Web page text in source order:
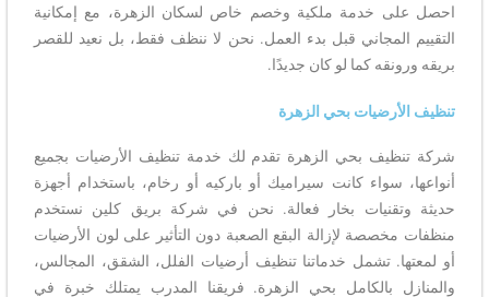
احصل على خدمة ملكية وخصم خاص لسكان الزهرة، مع إمكانية
التقييم المجاني قبل بدء العمل. نحن لا ننظف فقط، بل نعيد للقصر
بريقه ورونقه كما لو كان جديدًا.
تنظيف الأرضيات بحي الزهرة
شركة تنظيف بحي الزهرة تقدم لك خدمة تنظيف الأرضيات بجميع
أنواعها، سواء كانت سيراميك أو باركيه أو رخام، باستخدام أجهزة
حديثة وتقنيات بخار فعالة. نحن في شركة بريق كلين نستخدم
منظفات مخصصة لإزالة البقع الصعبة دون التأثير على لون الأرضيات
أو لمعتها. تشمل خدماتنا تنظيف أرضيات الفلل، الشقق، المجالس،
والمنازل بالكامل بحي الزهرة. فريقنا المدرب يمتلك خبرة في